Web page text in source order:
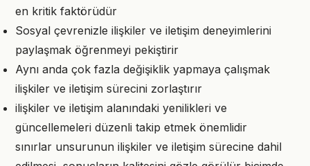
en kritik faktörüdür
Sosyal çevrenizle ilişkiler ve iletişim deneyimlerini
paylaşmak öğrenmeyi pekiştirir
Aynı anda çok fazla değişiklik yapmaya çalışmak
ilişkiler ve iletişim sürecini zorlaştırır
ilişkiler ve iletişim alanındaki yenilikleri ve
güncellemeleri düzenli takip etmek önemlidir
sınırlar unsurunun ilişkiler ve iletişim sürecine dahil